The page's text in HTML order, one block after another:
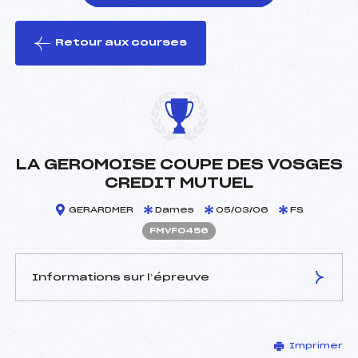
le ski
Retour aux courses
LA GEROMOISE COUPE DES VOSGES
CREDIT MUTUEL
GERARDMER Dames 05/03/06 FS
FMVF0456
Informations sur l’épreuve
GRANDEMANGE NOEL
Imprimer